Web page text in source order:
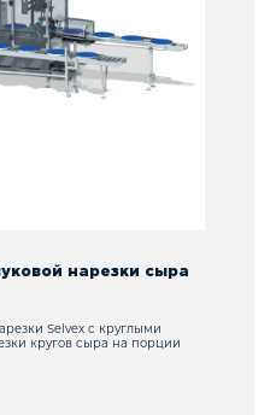
нарезки сыра
Selvex с круглыми
кругов сыра на порции